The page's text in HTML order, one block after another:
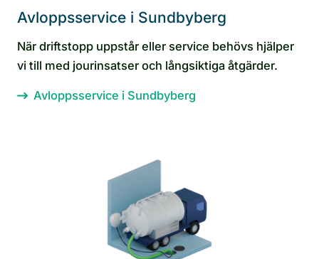
Avloppsservice i Sundbyberg
När driftstopp uppstår eller service behövs hjälper
vi till med jourinsatser och långsiktiga åtgärder.
Avloppsservice i Sundbyberg